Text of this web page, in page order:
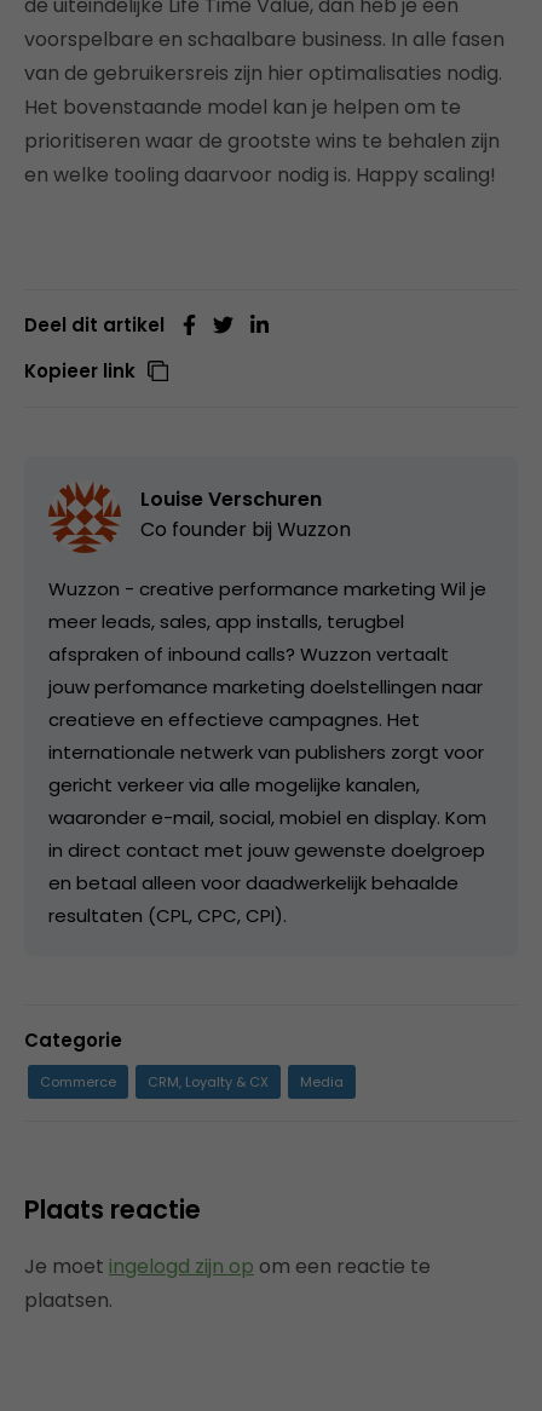
de uiteindelijke Life Time Value, dan heb je een
voorspelbare en schaalbare business. In alle fasen
van de gebruikersreis zijn hier optimalisaties nodig.
Het bovenstaande model kan je helpen om te
prioritiseren waar de grootste wins te behalen zijn
en welke tooling daarvoor nodig is. Happy scaling!
Deel dit artikel
Kopieer link
Louise Verschuren
Co founder bij Wuzzon
Wuzzon - creative performance marketing Wil je
meer leads, sales, app installs, terugbel
afspraken of inbound calls? Wuzzon vertaalt
jouw perfomance marketing doelstellingen naar
creatieve en effectieve campagnes. Het
internationale netwerk van publishers zorgt voor
gericht verkeer via alle mogelijke kanalen,
waaronder e-mail, social, mobiel en display. Kom
in direct contact met jouw gewenste doelgroep
en betaal alleen voor daadwerkelijk behaalde
resultaten (CPL, CPC, CPI).
Categorie
Commerce CRM, Loyalty & CX Media
Plaats reactie
Je moet ingelogd zijn op om een reactie te
plaatsen.